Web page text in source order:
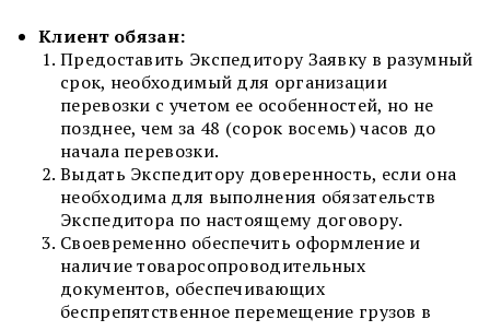
Клиентобязан:
Предоставить Экспедитору Заявку в разумный
срок, необходимый для организации
перевозки с учетом ее особенностей, но не
позднее, чем за 48 (сорок восемь) часов до
начала перевозки.
Выдать Экспедитору доверенность, если она
необходима для выполнения обязательств
Экспедитора по настоящему договору.
Своевременно обеспечить оформление и
наличие товаросопроводительных
документов, обеспечивающих
беспрепятственное перемещение грузов в